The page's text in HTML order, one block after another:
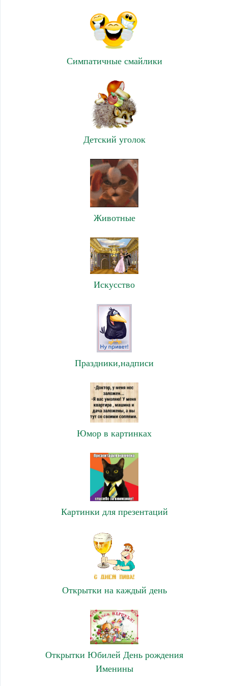
Симпатичные смайлики
Детский уголок
Животные
Искусство
Праздники,надписи
Юмор в картинках
Картинки для презентаций
Открытки на каждый день
Открытки Юбилей День рождения
Именины